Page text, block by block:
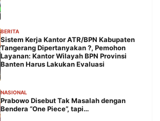
BERITA
Sistem Kerja Kantor ATR/BPN Kabupaten
Tangerang Dipertanyakan ?, Pemohon
Layanan: Kantor Wilayah BPN Provinsi
Banten Harus Lakukan Evaluasi
NASIONAL
Prabowo Disebut Tak Masalah dengan
Bendera “One Piece”, tapi…